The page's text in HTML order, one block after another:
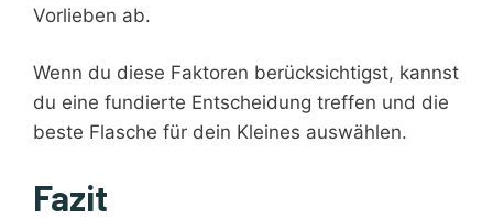
Vorlieben ab.
Wenn du diese Faktoren berücksichtigst, kannst
du eine fundierte Entscheidung treffen und die
beste Flasche für dein Kleines auswählen.
Fazit